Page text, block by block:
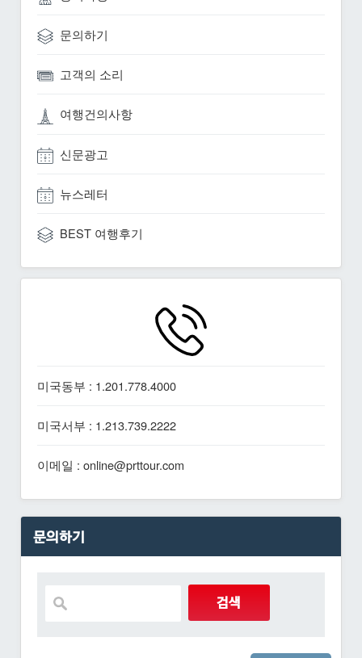
문의하기
고객의 소리
여행건의사항
신문광고
뉴스레터
BEST 여행후기
미국동부 : 1.201.778.4000
미국서부 : 1.213.739.2222
이메일 : online@prttour.com
문의하기